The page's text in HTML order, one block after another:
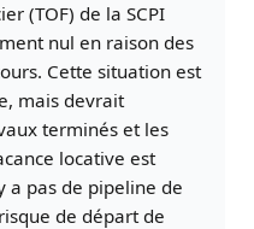
(TOF) de la SCPI
nul en raison des
Cette situation est
mais devrait
terminés et les
locative est
a pas de pipeline de
de départ de